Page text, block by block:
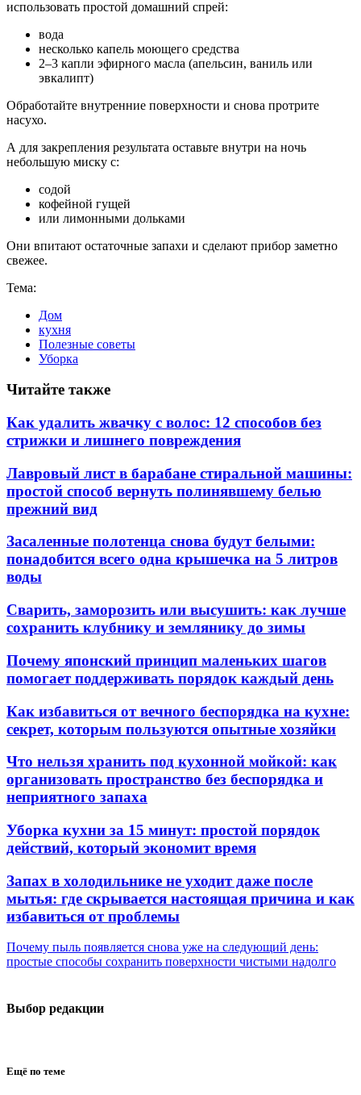
использовать простой домашний спрей:
вода
несколько капель моющего средства
2–3 капли эфирного масла (апельсин, ваниль или
эвкалипт)
Обработайте внутренние поверхности и снова протрите
насухо.
А для закрепления результата оставьте внутри на ночь
небольшую миску с:
содой
кофейной гущей
или лимонными дольками
Они впитают остаточные запахи и сделают прибор заметно
свежее.
Тема:
Дом
кухня
Полезные советы
Уборка
Читайте также
Как удалить жвачку с волос: 12 способов без
стрижки и лишнего повреждения
Лавровый лист в барабане стиральной машины:
простой способ вернуть полинявшему белью
прежний вид
Засаленные полотенца снова будут белыми:
понадобится всего одна крышечка на 5 литров
воды
Сварить, заморозить или высушить: как лучше
сохранить клубнику и землянику до зимы
Почему японский принцип маленьких шагов
помогает поддерживать порядок каждый день
Как избавиться от вечного беспорядка на кухне:
секрет, которым пользуются опытные хозяйки
Что нельзя хранить под кухонной мойкой: как
организовать пространство без беспорядка и
неприятного запаха
Уборка кухни за 15 минут: простой порядок
действий, который экономит время
Запах в холодильнике не уходит даже после
мытья: где скрывается настоящая причина и как
избавиться от проблемы
Почему пыль появляется снова уже на следующий день:
простые способы сохранить поверхности чистыми надолго
Выбор редакции
Ещё по теме